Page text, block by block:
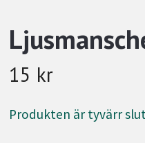
15 kr
Produkten är tyvärr